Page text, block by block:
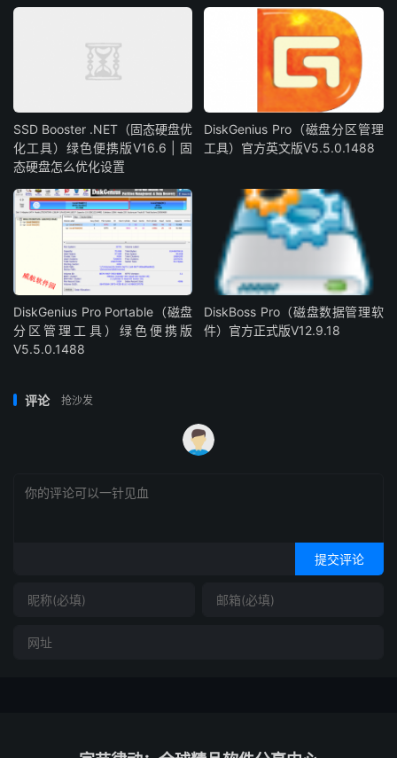
SSD Booster .NET（固态硬盘优
化工具）绿色便携版V16.6 | 固
态硬盘怎么优化设置
DiskGenius Pro（磁盘分区管理
工具）官方英文版V5.5.0.1488
DiskGenius Pro Portable（磁盘
分区管理工具）绿色便携版
V5.5.0.1488
DiskBoss Pro（磁盘数据管理软
件）官方正式版V12.9.18
评论 抢沙发
提交评论